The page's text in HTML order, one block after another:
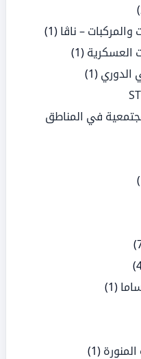
والمركبات – ناڤا (1)
العسكرية (1)
الدوري (1)
في المناطق
(1)
(1)